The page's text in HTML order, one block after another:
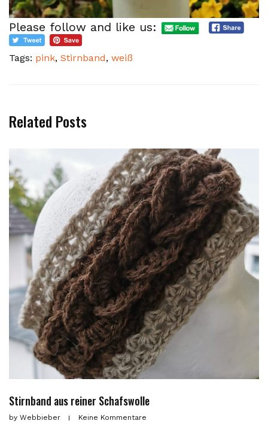
Please follow and like us:
Tags: pink, Stirnband, weiß
Related Posts
Stirnband aus reiner Schafswolle
by Webbieber Keine Kommentare